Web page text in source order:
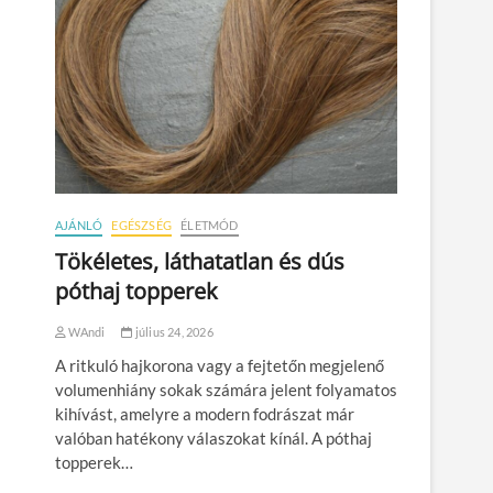
AJÁNLÓ EGÉSZSÉG ÉLETMÓD
Tökéletes, láthatatlan és dús
póthaj topperek
WAndi július 24, 2026
A ritkuló hajkorona vagy a fejtetőn megjelenő
volumenhiány sokak számára jelent folyamatos
kihívást, amelyre a modern fodrászat már
valóban hatékony válaszokat kínál. A póthaj
topperek…